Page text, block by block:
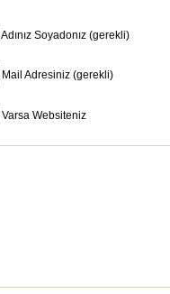
Adınız Soyadonız (gerekli)
Mail Adresiniz (gerekli)
Varsa Websiteniz